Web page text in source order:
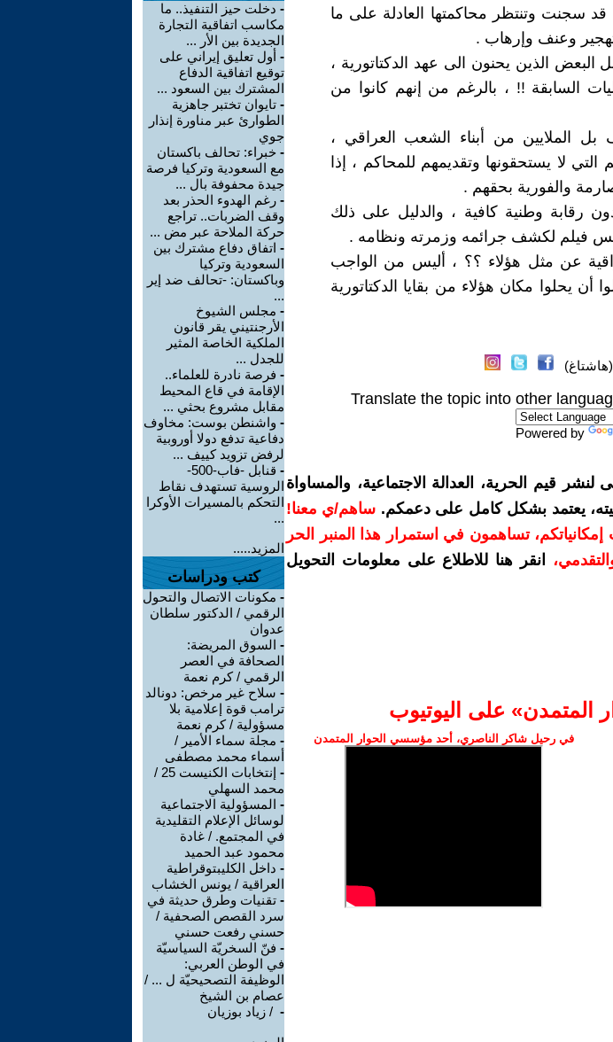
قد سجنت وتنتظر محاكمتها العادلة على ما
وعنف وإرهاب .
الذين يحنون الى عهد الدكتاتورية ،
السابقة !! ، بالرغم من إنهم كانوا من
الملايين من أبناء الشعب العراقي ،
لا يستحقونها وتقديمهم للمحاكم ، إذا
والفورية بحقهم .
رقابة وطنية كافية ، والدليل على ذلك
فيلم لكشف جرائمه وزمرته ونظامه .
عن مثل هؤلاء ؟؟ ، أليس من الواجب
أن يحلوا مكان هؤلاء من بقايا الدكتاتورية
Translate the topic into other
Powered by
قيم الحرية، العدالة الاجتماعية، والمساواة
يعتمد بشكل كامل على دعمكم. ساهم/ي معنا!
حسب إمكانياتكم، تساهمون في استمرار هذا المنبر الحر
،
انقر هنا للاطلاع على معلومات التحويل
المتمدن» على اليوتيوب
في رحيل شاكر الناصري، أحد مؤسسي الحوار المتمدن
- دخلت حيز التنفيذ.. ما
مكاسب اتفاقية التجارة
الجديدة بين الأر ...
- أول تعليق إيراني على
توقيع اتفاقية الدفاع
المشترك بين السعود ...
- تايوان تختبر جاهزية
الطوارئ عبر مناورة إنذار
جوي
- خبراء: تحالف باكستان
مع السعودية وتركيا فرصة
جيدة محفوفة بال ...
- رغم الهدوء الحذر بعد
وقف الضربات.. تراجع
حركة الملاحة عبر مض ...
- اتفاق دفاع مشترك بين
السعودية وتركيا
وباكستان: -تحالف ضد إير
...
- مجلس الشيوخ
الأرجنتيني يقر قانون
الملكية الخاصة المثير
للجدل ...
- فرصة نادرة للعلماء..
الإقامة في قاع المحيط
مقابل مشروع بحثي ...
- واشنطن بوست: مخاوف
دفاعية تدفع دولا أوروبية
لرفض تزويد كييف ...
-
قنابل -فاب-500-
الروسية تستهدف نقاط
التحكم بالمسيرات الأوكرا
...
المزيد.....
كتب ودراسات
- مكونات الاتصال والتحول
الرقمي / الدكتور سلطان
عدوان
- السوق المريضة:
الصحافة في العصر
الرقمي / كرم نعمة
- سلاح غير مرخص: دونالد
ترامب قوة إعلامية بلا
مسؤولية / كرم نعمة
- مجلة سماء الأمير /
أسماء محمد مصطفى
-
إنتخابات الكنيست 25 /
محمد السهلي
- المسؤولية الاجتماعية
لوسائل الإعلام التقليدية
في المجتمع. / غادة
محمود عبد الحميد
- داخل الكليبتوقراطية
العراقية / يونس الخشاب
- تقنيات وطرق حديثة في
سرد القصص الصحفية /
حسني رفعت حسني
- فنّ السخريّة السياسيّة
في الوطن العربي:
الوظيفة التصحيحيّة ل ... /
عصام بن الشيخ
- ‏ / زياد بوزيان